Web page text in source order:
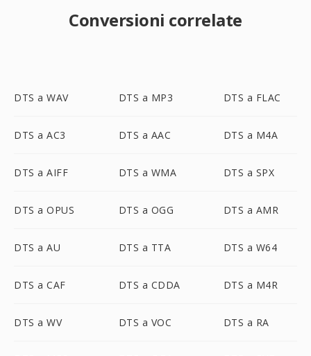
Conversioni correlate
DTS a WAV DTS a MP3 DTS a FLAC
DTS a AC3 DTS a AAC DTS a M4A
DTS a AIFF DTS a WMA DTS a SPX
DTS a OPUS DTS a OGG DTS a AMR
DTS a AU DTS a TTA DTS a W64
DTS a CAF DTS a CDDA DTS a M4R
DTS a WV DTS a VOC DTS a RA